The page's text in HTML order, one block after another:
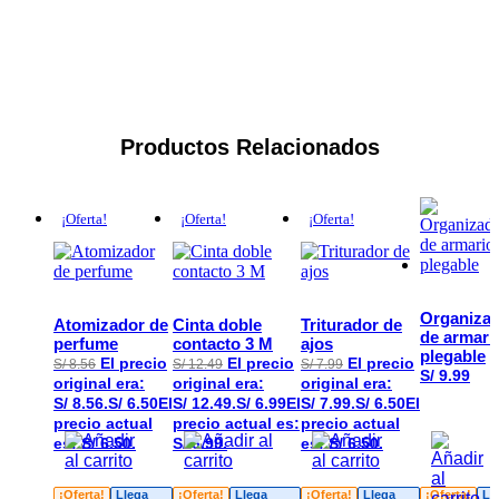
Productos Relacionados
¡Oferta!
Llega
¡Oferta!
Atomizador de
perfume
S/8.56 El precio
original era:
S/ 8.56.S/ 6.50El
precio actual
es: S/ 6.50.
¡Oferta!
Llega
¡Oferta!
Cinta doble
contacto 3 M
S/12.49 El precio
original era:
S/ 12.49.S/ 6.99El
precio actual es:
S/ 6.99.
¡Oferta!
Llega
¡Oferta!
Triturador de
ajos
S/7.99 El precio
original era:
S/ 7.99.S/ 6.50El
precio actual
es: S/ 6.50.
¡Oferta!
de
plegable
S/ 9.99